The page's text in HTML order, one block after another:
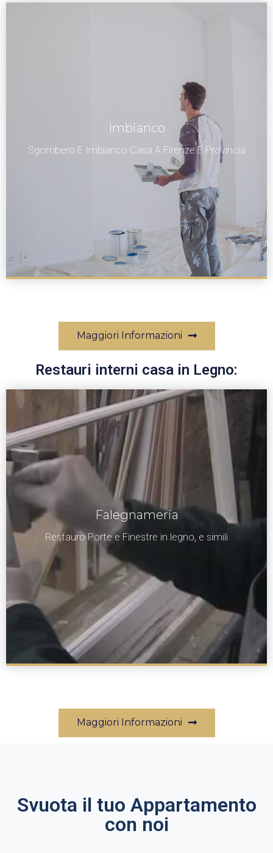
Imbianco
Sgombero E Imbianco Casa A Firenze E Provincia
Maggiori Informazioni
Restauri interni casa in Legno:
Falegnameria
Restauro Porte e Finestre in legno, e simili
Maggiori Informazioni
Svuota il tuo Appartamento
con noi